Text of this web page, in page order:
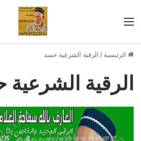
القائمة
الرئيسية / الرقية الشرعية حسد
الرقية